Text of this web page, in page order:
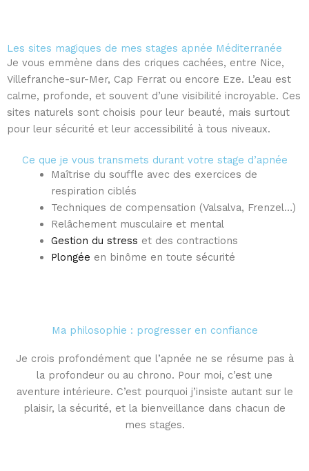
Les sites magiques de mes stages apnée Méditerranée
Je vous emmène dans des criques cachées, entre Nice,
Villefranche-sur-Mer, Cap Ferrat ou encore Eze. L’eau est
calme, profonde, et souvent d’une visibilité incroyable. Ces
sites naturels sont choisis pour leur beauté, mais surtout
pour leur sécurité et leur accessibilité à tous niveaux.
Ce que je vous transmets durant votre stage d’apnée
Maîtrise du souffle avec des exercices de
respiration ciblés
Techniques de compensation (Valsalva, Frenzel…)
Relâchement musculaire et mental
Gestion du stress et des contractions
Plongée en binôme en toute sécurité
Ma philosophie : progresser en confiance
Je crois profondément que l’apnée ne se résume pas à
la profondeur ou au chrono. Pour moi, c’est une
aventure intérieure. C’est pourquoi j’insiste autant sur le
plaisir, la sécurité, et la bienveillance dans chacun de
mes stages.